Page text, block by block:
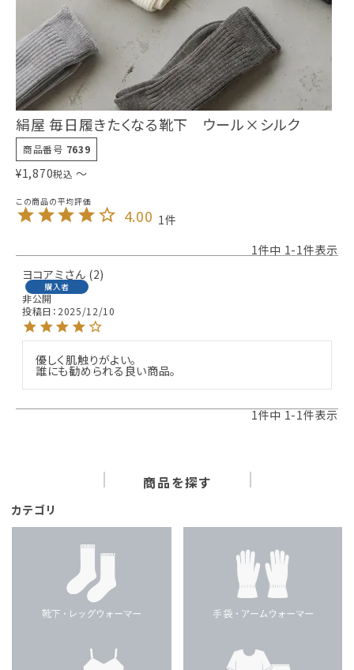
絹屋 毎日履きたくなる靴下 ウール×シルク
商品番号 7639
¥1,870税込 〜
4.00 1
1件中 1-1件表示
ヨコアミ
2
購入者
非公開
投稿日 2025/12/10
優しく肌触りがよい。
誰にも勧められる良い商品。
1件中 1-1件表示
商品を探す
カテゴリ